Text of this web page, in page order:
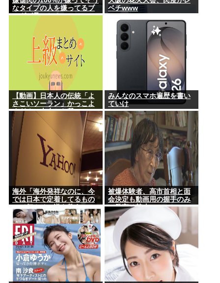
なタイプの人を嫌ってるブ
ログが見つかる
ベチwww
【動画】日本人の伝統「よ
さこいソーラン」かっこよ
すぎる。古来から我々の
DNAに刻まれた踊り
みんなのスマホ遍歴を書い
ていけ
海外「海外発祥なのに、今
では日本で定着してるもの
って何？その逆も教え
て！」（海外の反応）
被爆体験者、高市首相と面
会決定も動画用の握手のみ
で発言は禁止www